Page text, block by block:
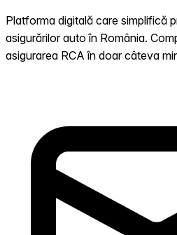
Platforma digitală care simplifică
asigurărilor auto în România.
asigurarea RCA în doar câteva